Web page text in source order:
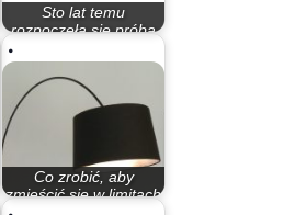
Sto lat temu
rozpoczęła się próba
budowania nowego…
Co zrobić, aby
zmieścić się w limitach